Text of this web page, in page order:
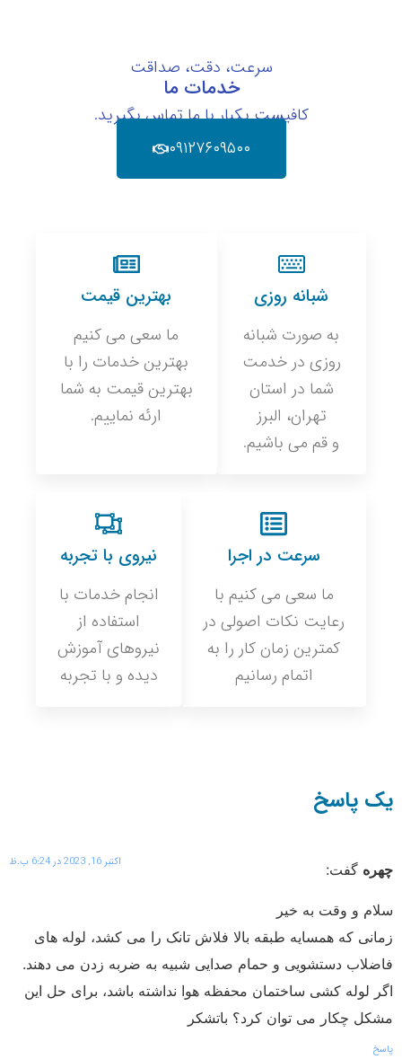
سرعت، دقت، صداقت
خدمات ما
کافیست یکبار با ما تماس بگیرید.
۰۹۱۲۷۶۰۹۵۰۰
شبانه روزی
به صورت شبانه
روزی در خدمت
شما در استان
تهران، البرز
و قم می باشیم.
بهترین قیمت
ما سعی می کنیم
بهترین خدمات را با
بهترین قیمت به شما
ارئه نماییم.
سرعت در اجرا
ما سعی می کنیم با
رعایت نکات اصولی در
کمترین زمان کار را به
اتمام رسانیم
نیروی با تجربه
انجام خدمات با
استفاده از
نیروهای آموزش
دیده و با تجربه
یک پاسخ
چهره گفت: اکتبر 16, 2023 در 6:24 ب.ظ
سلام و وقت به خیر
زمانی که همسایه طبقه بالا فلاش تانک را می کشد، لوله های
فاضلاب دستشویی و حمام صدایی شبیه به ضربه زدن می دهند.
اگر لوله کشی ساختمان محفظه هوا نداشته باشد، برای حل این
مشکل چکار می توان کرد؟ باتشکر
پاسخ